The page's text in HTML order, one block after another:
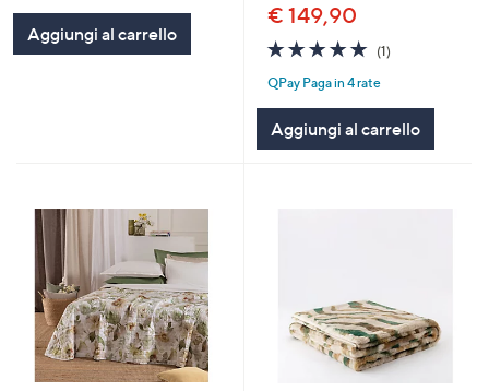
Aggiungi al carrello
€ 149,90
5.0
of
5
(1)
QPay Paga in 4 rate
Aggiungi al carrello